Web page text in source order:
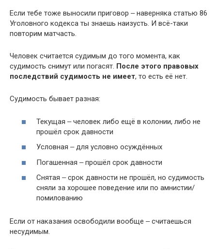
Если тебе тоже выносили приговор ‒ наверняка статью 86
Уголовного кодекса ты знаешь наизусть. И всё-таки
повторим матчасть.
Человек считается судимым до того момента, как
судимость снимут или погасят. После этого правовых
последствий судимость не имеет, то есть её нет.
Судимость бывает разная:
Текущая ‒ человек либо ещё в колонии, либо не
прошёл срок давности
Условная ‒ для условно осуждённых
Погашенная ‒ прошёл срок давности
Снятая ‒ срок давности не прошёл, но судимость
сняли за хорошее поведение или по амнистии/
помилованию
Если от наказания освободили вообще ‒ считаешься
несудимым.